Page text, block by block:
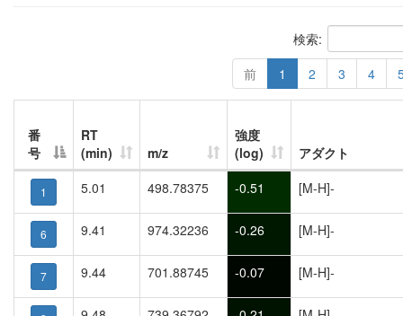
検索:
前
1 2 3 4
番
号
RT
(min)
m/z
強度
(log)
アダクト
1 5.01 498.78375 -0.51 [M-H]-
6 9.41 974.32236 -0.26 [M-H]-
7 9.44 701.88745 -0.07 [M-H]-